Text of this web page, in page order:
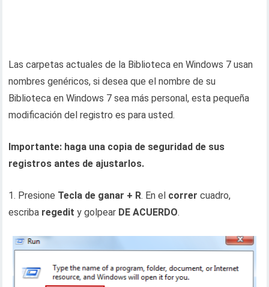
Las carpetas actuales de la Biblioteca en Windows 7 usan
nombres genéricos, si desea que el nombre de su
Biblioteca en Windows 7 sea más personal, esta pequeña
modificación del registro es para usted.
Importante: haga una copia de seguridad de sus
registros antes de ajustarlos.
1. Presione Tecla de ganar + R. En el correr cuadro,
escriba regedit y golpear DE ACUERDO.